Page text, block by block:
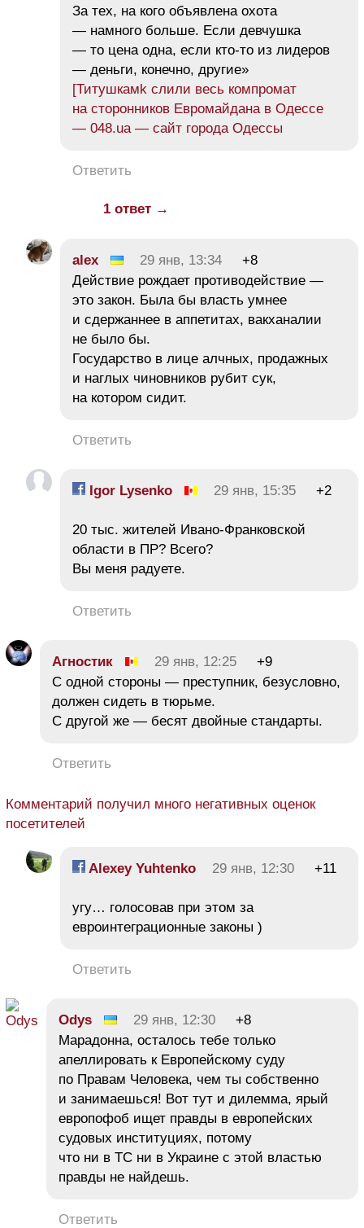
За тех, на кого объявлена охота
— намного больше. Если девчушка
— то цена одна, если кто-то из лидеров
— деньги, конечно, другие»
[Титушкамk слили весь компромат
на сторонников Евромайдана в Одессе
— 048.ua — сайт города Одессы
Ответить
1 ответ →
alex 29 янв, 13:34
+8
Действие рождает противодействие —
это закон. Была бы власть умнее
и сдержаннее в аппетитах, вакханалии
не было бы.
Государство в лице алчных, продажных
и наглых чиновников рубит сук,
на котором сидит.
Ответить
Igor Lysenko 29 янв, 15:35 +2
20 тыс. жителей Ивано-Франковской
области в ПР? Всего?
Вы меня радуете.
Ответить
Агностик 29 янв, 12:25
+9
С одной стороны — преступник, безусловно,
должен сидеть в тюрьме.
С другой же — бесят двойные стандарты.
Ответить
Комментарий получил много негативных оценок
посетителей
Alexey Yuhtenko 29 янв, 12:30 +11
угу… голосовав при этом за
евроинтеграционные законы )
Ответить
Odys 29 янв, 12:30
+8
Марадонна, осталось тебе только
апеллировать к Европейскому суду
по Правам Человека, чем ты собственно
и занимаешься! Вот тут и дилемма, ярый
европофоб ищет правды в европейских
судовых институциях, потому
что ни в ТС ни в Украине с этой властью
правды не найдешь.
Ответить